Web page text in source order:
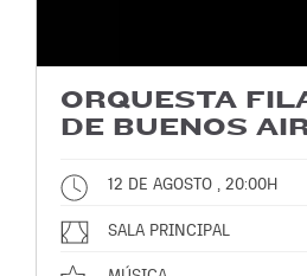
ORQUESTA
DE BUENOS
12 DE AGOSTO , 20:00H
SALA PRINCIPAL